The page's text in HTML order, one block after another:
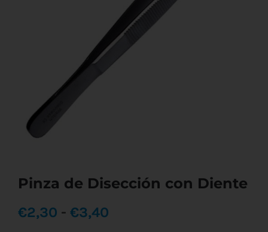
Pinza de Disección con Diente
€2,30 - €3,40